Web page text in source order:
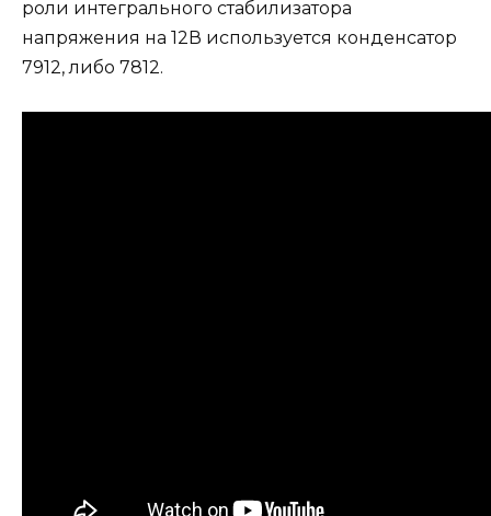
роли интегрального стабилизатора
напряжения на 12В используется конденсатор
7912, либо 7812.